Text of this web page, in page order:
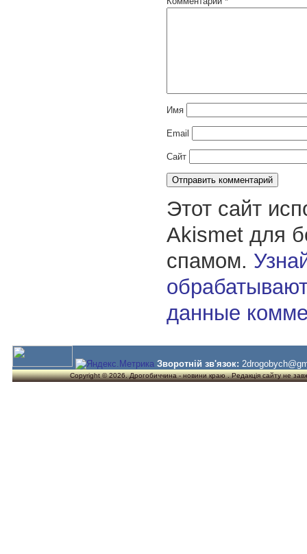
Имя
Email
Сайт
Этот сайт
Akismet для
спамом.
данные
Зворотній зв'язок:
Copyright © 2026. Дрогобиччина - новини краю . Редакція сайту не